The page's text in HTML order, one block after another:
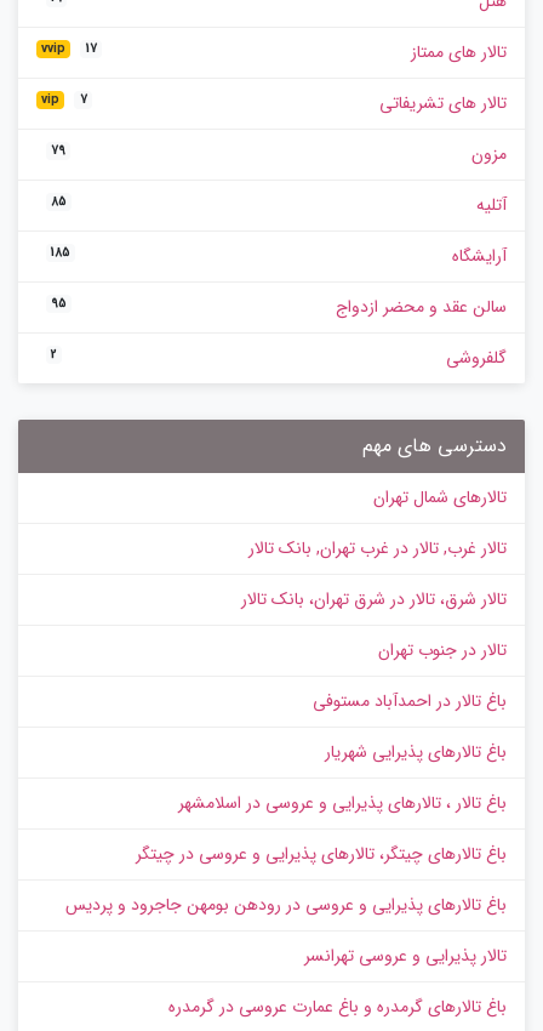
تالار های ممتاز vvip 17
تالار های تشریفاتی vip 7
مزون 79
آتلیه 85
آرایشگاه 185
سالن عقد و محضر ازدواج 95
گلفروشی 2
دسترسی های مهم
تالارهای شمال تهران
تالار غرب, تالار در غرب تهران, بانک تالار
تالار شرق، تالار در شرق تهران، بانک تالار
تالار در جنوب تهران
باغ تالار در احمدآباد مستوفی
باغ تالارهای پذیرایی شهریار
باغ تالار ، تالارهای پذیرایی و عروسی در اسلامشهر
باغ تالارهای چیتگر، تالارهای پذیرایی و عروسی در چیتگر
باغ تالارهای پذیرایی و عروسی در رودهن بومهن جاجرود و پردیس
تالار پذیرایی و عروسی تهرانسر
باغ تالارهای گرمدره و باغ عمارت عروسی در گرمدره